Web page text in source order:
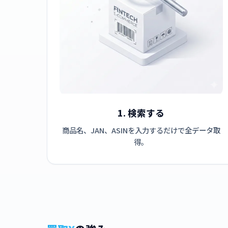
1. 検索する
商品名、JAN、ASINを入力するだけで全データ取
得。